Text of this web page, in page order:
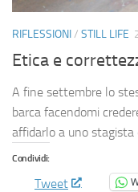
RIFLESSIONI/ STILL LIFE
Etica e
A fine settembre lo
barca facendomi
affidarlo a uno stagista
Condividi:
Tweet